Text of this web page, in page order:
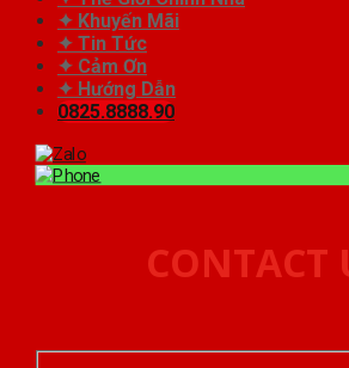
✦ Khuyến Mãi
✦ Tin Tức
✦ Cảm Ơn
✦ Hướng Dẫn
0825.8888.90
CONTACT